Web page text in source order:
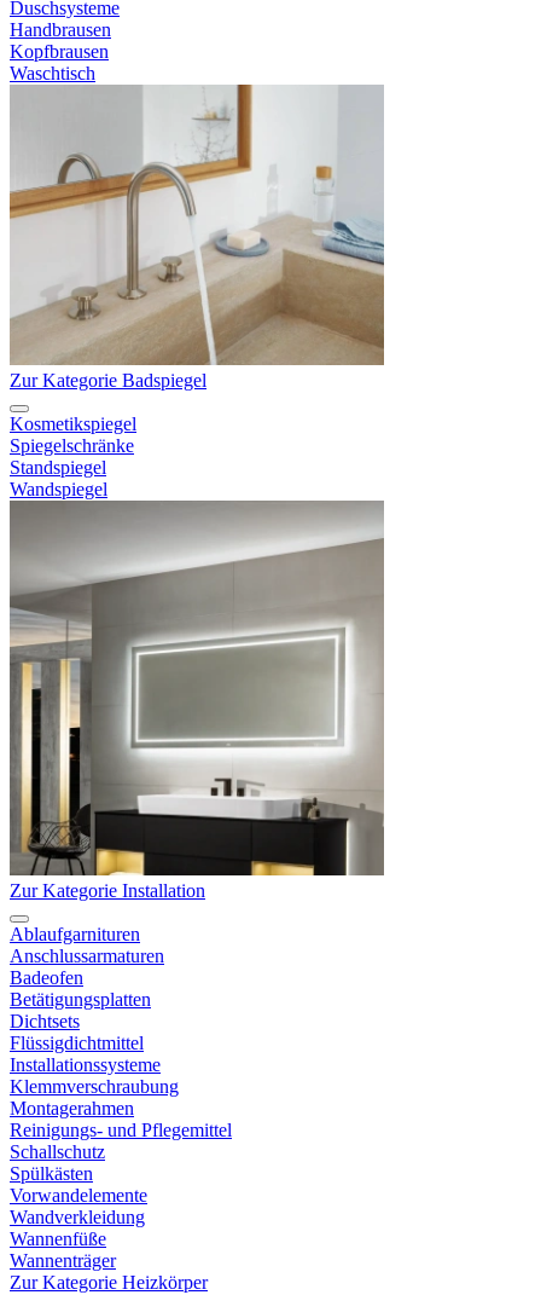
Duschsysteme
Handbrausen
Kopfbrausen
Waschtisch
Zur Kategorie Badspiegel
Kosmetikspiegel
Spiegelschränke
Standspiegel
Wandspiegel
Zur Kategorie Installation
Ablaufgarnituren
Anschlussarmaturen
Badeofen
Betätigungsplatten
Dichtsets
Flüssigdichtmittel
Installationssysteme
Klemmverschraubung
Montagerahmen
Reinigungs- und Pflegemittel
Schallschutz
Spülkästen
Vorwandelemente
Wandverkleidung
Wannenfüße
Wannenträger
Zur Kategorie Heizkörper